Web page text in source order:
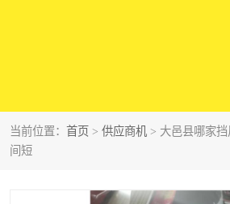
当前位置： 首页 > 供应商机 > 大邑县哪家
间短